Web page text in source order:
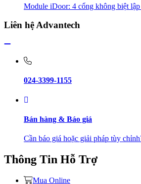
Module iDoor: 4 cổng không biệt
Liên hệ Advantech
024-3399-1155
Bán hàng & Báo giá
Cần báo giá hoặc giải pháp tùy
Thông Tin Hỗ Trợ
Mua Online